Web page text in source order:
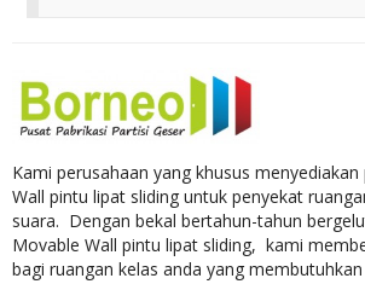
Kami perusahaan yang khusus
Wall pintu lipat sliding untuk penyekat
suara. Dengan bekal bertahun-tahun
Movable Wall pintu lipat sliding, kami
bagi ruangan kelas anda yang